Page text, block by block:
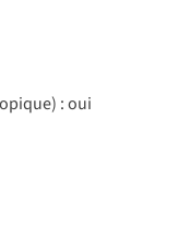
: oui